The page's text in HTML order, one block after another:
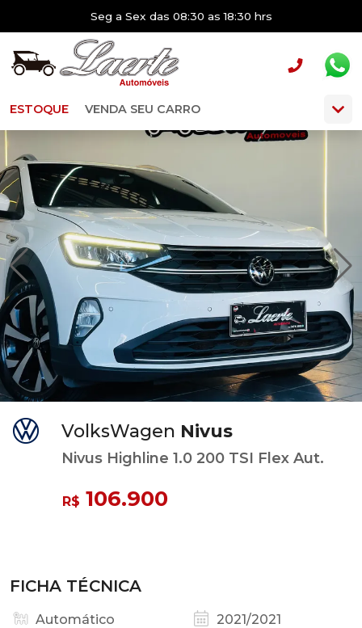
Seg a Sex das 08:30 as 18:30 hrs
ESTOQUE VENDA SEU CARRO
VolksWagen Nivus
Nivus Highline 1.0 200 TSI Flex Aut.
R$ 106.900
FICHA TÉCNICA
Automático 2021/2021